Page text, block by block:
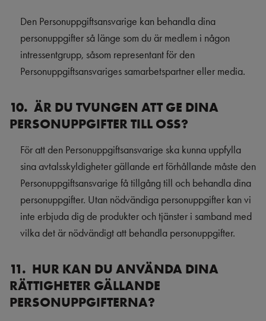
Den Personuppgiftsansvarige kan behandla dina
personuppgifter så länge som du är medlem i någon
intressentgrupp, såsom representant för den
Personuppgiftsansvariges samarbetspartner eller media.
10. ÄR DU TVUNGEN ATT GE DINA
PERSONUPPGIFTER TILL OSS?
För att den Personuppgiftsansvarige ska kunna uppfylla
sina avtalsskyldigheter gällande ert förhållande måste den
Personuppgiftsansvarige få tillgång till och behandla dina
personuppgifter. Utan nödvändiga personuppgifter kan vi
inte erbjuda dig de produkter och tjänster i samband med
vilka det är nödvändigt att behandla personuppgifter.
11. HUR KAN DU ANVÄNDA DINA
RÄTTIGHETER GÄLLANDE
PERSONUPPGIFTERNA?